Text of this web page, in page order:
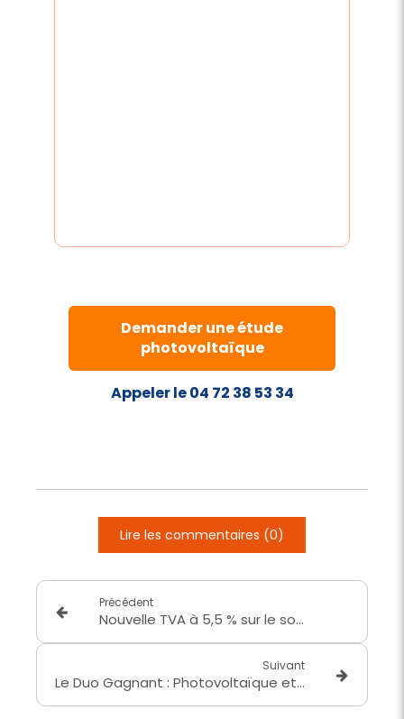
Demander une étude
photovoltaïque
Appeler le 04 72 38 53 34
Lire les commentaires (0)
Précédent
Nouvelle TVA à 5,5 % sur le solaire : profitez-en avec Avenir Énergie à Saint-Laurent-de-Mûre
Suivant
Le Duo Gagnant : Photovoltaïque et Pompe à Chaleur Air-Eau